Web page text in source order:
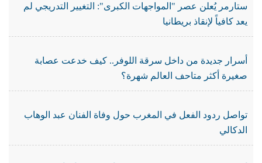
ستارمر يُعلن عصر "المواجهات الكبرى": التغيير التدريجي لم
يعد كافياً لإنقاذ بريطانيا
أسرار جديدة من داخل سرقة اللوفر.. كيف خدعت عصابة
صغيرة أكثر متاحف العالم شهرة؟
تواصل ردود الفعل في المغرب حول وفاة الفنان عبد الوهاب
الدكالي